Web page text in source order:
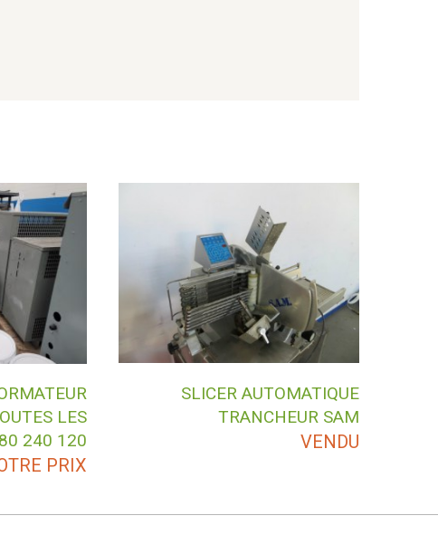
LES
240 120
PRIX
SLICER AUTOMATIQUE
TRANCHEUR SAM
VENDU